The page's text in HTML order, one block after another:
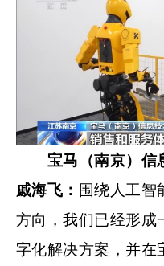
宝马（南京）信
戚海飞： 围绕人工智
方向，我们已经形成
字化解决方案，并在